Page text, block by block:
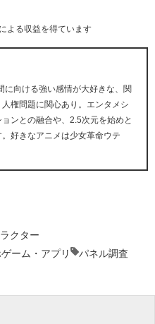
よる収益を得ています
に向ける強い感情が大好きな、関
権問題に関心あり。エンタメシ
ンとの融合や、2.5次元を始めと
好きなアニメは少女革命ウテ
クター
ーム・アプリ
パネル調査